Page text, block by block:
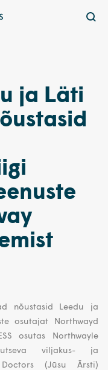
ja Läti
nõustasid Leedu ja
osutajat Northwayd
osutas Northwayle
viljakus- ja
(Jūsu Ārsti)